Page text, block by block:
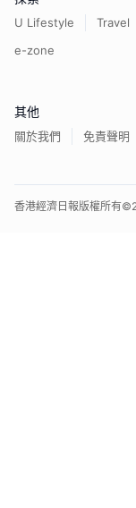
U Lifestyle Travel
e-zone
其他
關於我們 免責聲明
香港經濟日報版權所有©